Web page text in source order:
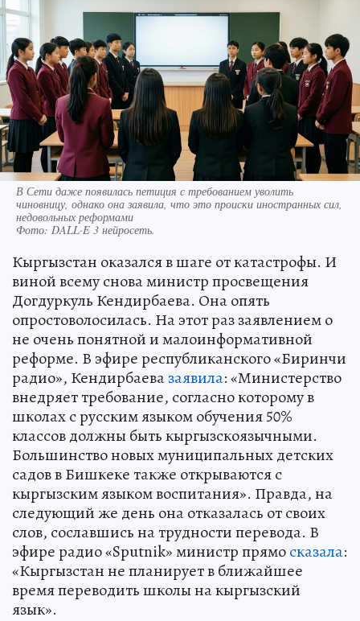
В Сети даже появилась петиция с требованием уволить
чиновницу, однако она заявила, что это происки иностранных сил,
недовольных реформами
Фото: DALL·E 3 нейросеть.
Кыргызстан оказался в шаге от катастрофы. И
виной всему снова министр просвещения
Догдуркуль Кендирбаева. Она опять
опростоволосилась. На этот раз заявлением о
не очень понятной и малоинформативной
реформе. В эфире республиканского «Биринчи
радио», Кендирбаевазаявила: «Министерство
внедряет требование, согласно которому в
школах с русским языком обучения 50%
классов должны быть кыргызскоязычными.
Большинство новых муниципальных детских
садов в Бишкеке также открываются с
кыргызским языком воспитания». Правда, на
следующий же день она отказалась от своих
слов, сославшись на трудности перевода. В
эфире радио «Sputnik» министр прямосказала:
«Кыргызстан не планирует в ближайшее
время переводить школы на кыргызский
язык».